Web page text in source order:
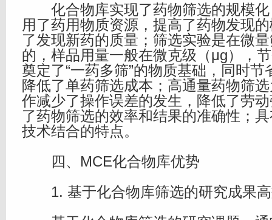
化合物库实现了药物筛选的规模化
用了药用物质资源，提高了药物发现
了发现新药的质量；筛选实验是在微
的，样品用量一般在微克级（μg），
奠定了“一药多筛”的物质基础，同时节
降低了单药筛选成本；高通量药物筛
作减少了操作误差的发生，降低了劳
了药物筛选的效率和结果的准确性；
技术结合的特点。
四、MCE化合物库优势
1. 基于化合物库筛选的研究成果高